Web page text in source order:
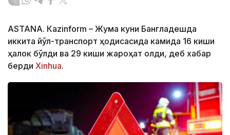
ASTANА. Кazinform – Жума куни Бангладешда
иккита йўл-транспорт ҳодисасида камида 16 киши
ҳалок бўлди ва 29 киши жароҳат олди, деб хабар
берди Xinhua.